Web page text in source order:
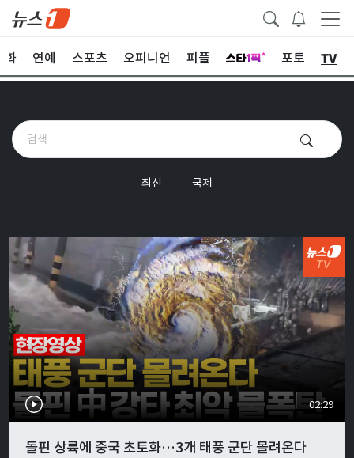
화 연예 스포츠 오피니언 피플 포토 TV
최신 국제
02:29
돌핀 상륙에 중국 초토화…3개 태풍 군단 몰려온다